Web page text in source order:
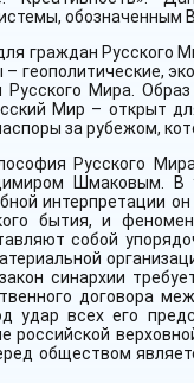
обозначенным
граждан Русского
Мира.
Мир – открыт
за рубежом,
Русского
Шмаковым. В
интерпретации
бытия, и
собой
синархии
договора
удар всех его
обществом